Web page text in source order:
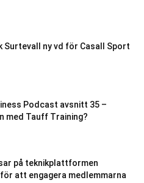
Surtevall ny vd för Casall Sport
Podcast avsnitt 35 –
med Tauff Training?
på teknikplattformen
att engagera medlemmarna